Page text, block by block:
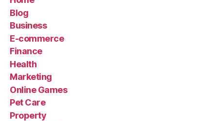
Blog
Business
E-commerce
Finance
Health
Marketing
Online Games
Pet Care
Property